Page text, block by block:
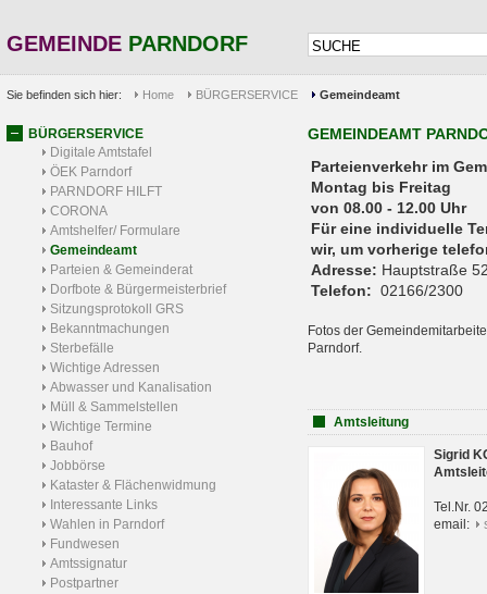
GEMEINDE PARNDORF
Sie befinden sich hier: Home BÜRGERSERVICE Gemeindeamt
BÜRGERSERVICE
Digitale Amtstafel
ÖEK Parndorf
PARNDORF HILFT
CORONA
Amtshelfer/ Formulare
Gemeindeamt
Parteien & Gemeinderat
Dorfbote & Bürgermeisterbrief
Sitzungsprotokoll GRS
Bekanntmachungen
Sterbefälle
Wichtige Adressen
Abwasser und Kanalisation
Müll & Sammelstellen
Wichtige Termine
Bauhof
Jobbörse
Kataster & Flächenwidmung
Interessante Links
Wahlen in Parndorf
Fundwesen
Amtssignatur
Postpartner
GEMEINDEAMT
Parteienverkehr
Montag bis Freitag
von 08.00 - 12.00 Uhr
Für eine individuelle
wir, um vorherige
Adresse: Hauptstraße
Telefon: 02166/2300
Fotos der
Parndorf.
Amtsleitung
Sigrid
Tel.Nr.
email: